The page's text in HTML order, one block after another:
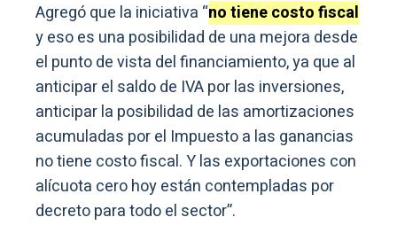
Agregó que la iniciativa “no tiene costo fiscal
y eso es una posibilidad de una mejora desde
el punto de vista del financiamiento, ya que al
anticipar el saldo de IVA por las inversiones,
anticipar la posibilidad de las amortizaciones
acumuladas por el Impuesto a las ganancias
no tiene costo fiscal. Y las exportaciones con
alícuota cero hoy están contempladas por
decreto para todo el sector”.